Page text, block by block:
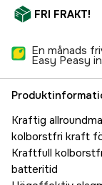
FRI FRAKT!
En månads
Easy Peasy
Kraftig
kolborstfri kraft
Kraftfull
batteritid